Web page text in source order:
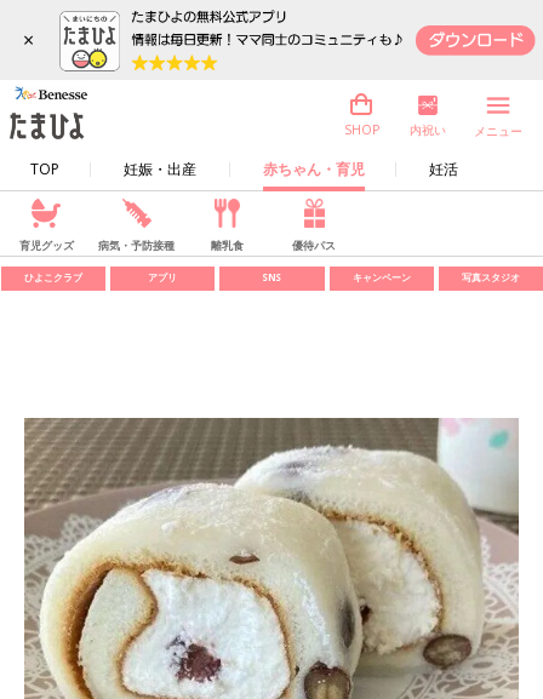
×
TOP 妊娠・出産 赤ちゃん・育児 妊活
SHOP 内祝い メニュー
育児グッズ 病気・予防接種 離乳食 優待パス
ひよこクラブ アプリ SNS キャンペーン 写真スタジオ